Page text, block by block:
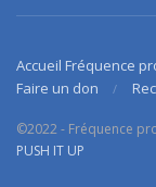
Accueil Fréquence
Faire un don
©2022 - Fréquence
PUSH IT UP